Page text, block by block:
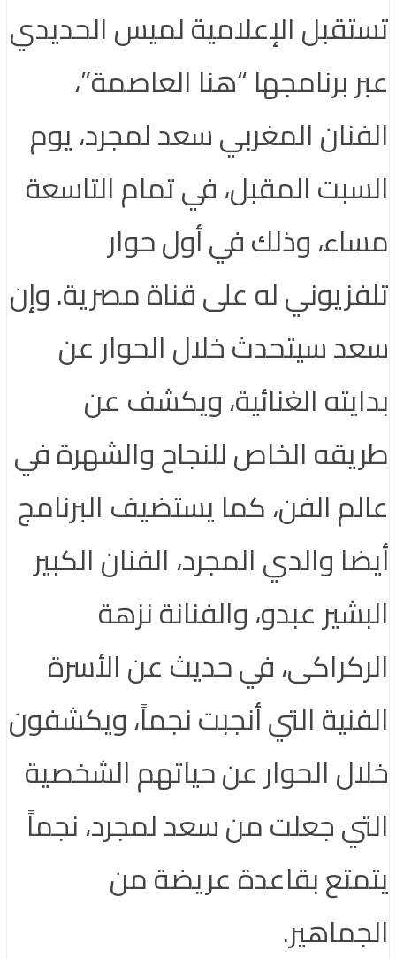
تستقبل الإعلامية لميس الحديدي
عبر برنامجها “هنا العاصمة”،
الفنان المغربي سعد لمجرد، يوم
السبت المقبل، في تمام التاسعة
مساء، وذلك في أول حوار
تلفزيوني له على قناة مصرية. وإن
سعد سيتحدث خلال الحوار عن
بدايته الغنائية، ويكشف عن
طريقه الخاص للنجاح والشهرة في
عالم الفن، كما يستضيف البرنامج
أيضا والدي المجرد، الفنان الكبير
البشير عبدو، والفنانة نزهة
الركراكى، في حديث عن الأسرة
الفنية التي أنجبت نجماً، ويكشفون
خلال الحوار عن حياتهم الشخصية
التي جعلت من سعد لمجرد، نجماً
يتمتع بقاعدة عريضة من
الجماهير.